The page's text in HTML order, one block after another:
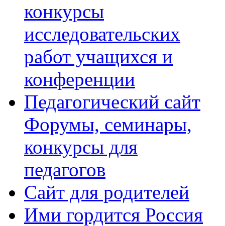
конкурсы
исследовательских
работ учащихся и
конференции
Педагогический сайт
Форумы, семинары,
конкурсы для
педагогов
Сайт для родителей
Ими гордится Россия